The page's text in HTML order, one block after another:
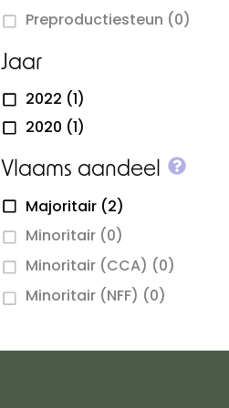
Preproductiesteun (0)
Jaar
2022 (1)
2020 (1)
Vlaams aandeel
Majoritair (2)
Minoritair (0)
Minoritair (CCA) (0)
Minoritair (NFF) (0)